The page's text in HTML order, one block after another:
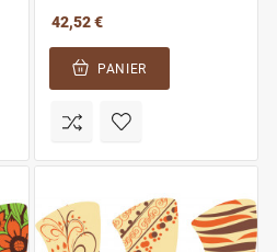
42,52 €
PANIER